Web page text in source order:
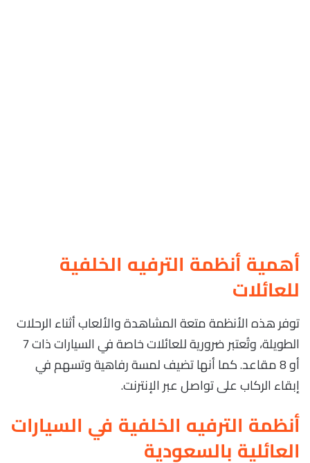
أهمية أنظمة الترفيه الخلفية
للعائلات
توفر هذه الأنظمة متعة المشاهدة والألعاب أثناء الرحلات
الطويلة، وتُعتبر ضرورية للعائلات خاصة في السيارات ذات 7
أو 8 مقاعد. كما أنها تضيف لمسة رفاهية وتسهم في
إبقاء الركاب على تواصل عبر الإنترنت.
أنظمة الترفيه الخلفية في السيارات
العائلية بالسعودية